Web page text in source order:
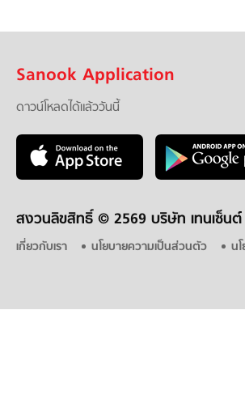
Sanook Application
ดาวน์โหลดได้แล้ววันนี้
สงวนลิขสิทธิ์ © 2569 บริษัท เทนเซ็น
เกี่ยวกับเรา นโยบายความเป็นส่วนตัว น